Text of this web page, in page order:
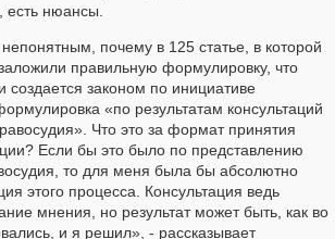
есть нюансы.
почему в 125 статье, в которой
правильную формулировку, что
создается законом по инициативе
«по результатам консультаций
Что это за формат принятия
Если бы это было по представлению
то для меня была бы абсолютно
этого процесса. Консультация ведь
мнения, но результат может быть, как во
и я решил», - рассказывает